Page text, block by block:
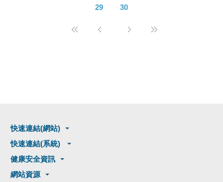
29 30
快速連結(網站)
快速連結(系統)
健康安全資訊
網站資源